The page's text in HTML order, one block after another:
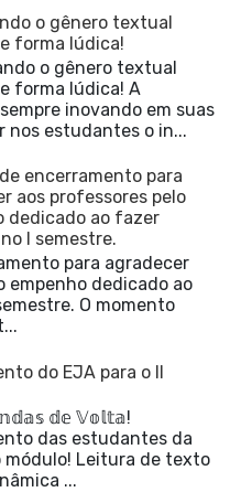
o gênero textual
forma lúdica!
o gênero textual
forma lúdica! A
inovando em suas
nos estudantes o in...
encerramento para
aos professores pelo
dedicado ao fazer
I semestre.
para agradecer
empenho dedicado ao
O momento
do EJA para o II
𝕕𝕖 𝕍𝕠𝕝𝕥𝕒!
das estudantes da
módulo! Leitura de texto
...